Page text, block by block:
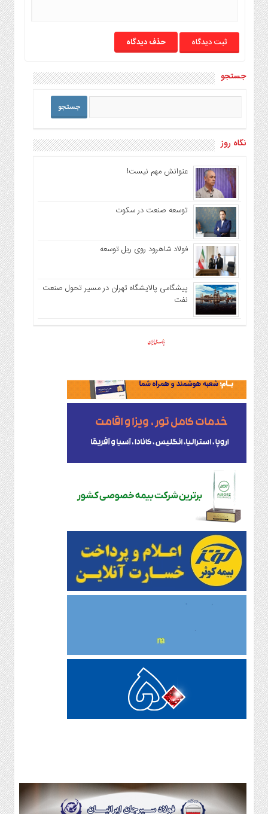
حذف دیدگاه
جستجو
نگاه روز
عنوانش مهم نیست!
توسعه صنعت در سکوت
فولاد شاهرود روی ریل توسعه
پیشگامی پالایشگاه تهران در مسیر تحول صنعت
نفت